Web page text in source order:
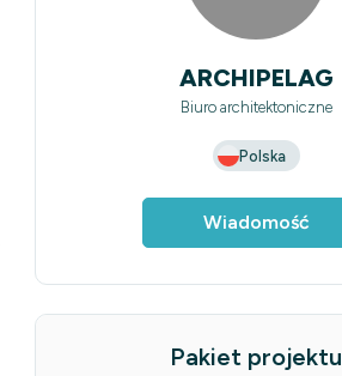
ARCHIPELAG
Biuro architektoniczne
Polska
Wiadomość
Pakiet projektu